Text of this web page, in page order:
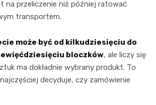
na przeliczenie niż później ratować
transportem.
może być od kilkudziesięciu do
bloczków, ale liczy się
ma dokładnie wybrany produkt. To
decyduje, czy zamówienie